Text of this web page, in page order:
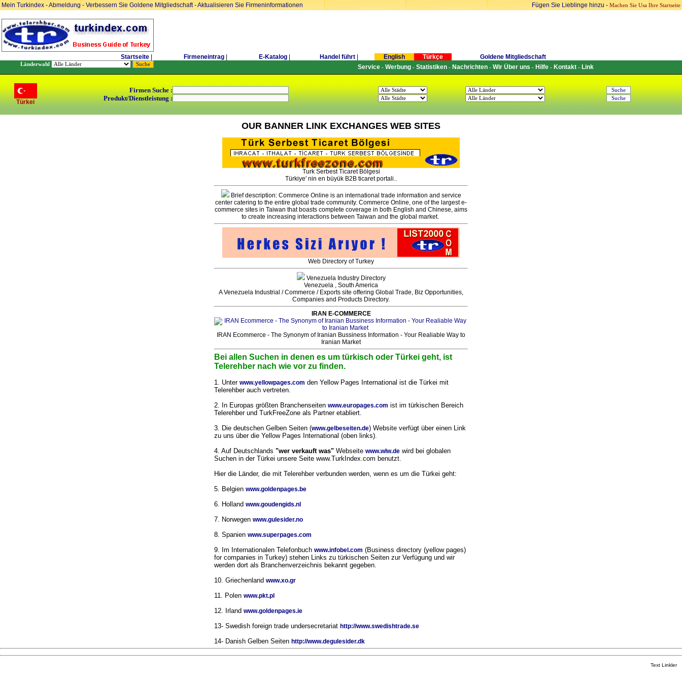
Mein Turkindex -Abmeldung- Verbessern Sie Goldene Mitgliedschaft-Aktualisieren Sie Firmeninformationen Fügen Sie Lieblinge hinzu - Machen Sie Usa Ihre Startseite
Startseite Firmeneintrag E-Katalog Handel führt English Türkçe Goldene Mitgliedschaft
Länderwahl Service- Werbung- Statistiken- Nachrichten- Wir Über uns - Hilfe- Kontakt- Link
Türkei
Firmen Suche :
Produkt/Dienstleistung :
OUR BANNER LINK EXCHANGES WEB SITES
Turk Serbest Ticaret Bölgesi
Türkiye' nin en büyük B2B ticaret portali..
Brief description: Commerce Online is an international trade information and service
center catering to the entire global trade community. Commerce Online, one of the largest e-
commerce sites in Taiwan that boasts complete coverage in both English and Chinese, aims
to create increasing interactions between Taiwan and the global market.
Web Directory of Turkey
Venezuela Industry Directory
Venezuela , South America
A Venezuela Industrial / Commerce / Exports site offering Global Trade, Biz Opportunities,
Companies and Products Directory.
IRAN E-COMMERCE
IRAN Ecommerce - The Synonym of Iranian Bussiness Information - Your Realiable Way to
Iranian Market
Bei allen Suchen in denen es um türkisch oder Türkei geht, ist
Telerehber nach wie vor zu finden.
1. Unter www.yellowpages.com den Yellow Pages International ist die Türkei mit
Telerehber auch vertreten.
2. In Europas größten Branchenseiten www.europages.com ist im türkischen Bereich
Telerehber und TurkFreeZone als Partner etabliert.
3. Die deutschen Gelben Seiten (www.gelbeseiten.de) Website verfügt über einen Link
zu uns über die Yellow Pages International (oben links).
4. Auf Deutschlands "wer verkauft was" Webseite www.wlw.de wird bei globalen
Suchen in der Türkei unsere Seite www.TurkIndex.com benutzt.
Hier die Länder, die mit Telerehber verbunden werden, wenn es um die Türkei geht:
5. Belgien www.goldenpages.be
6. Holland www.goudengids.nl
7. Norwegen www.gulesider.no
8. Spanien www.superpages.com
9. Im Internationalen Telefonbuch www.infobel.com (Business directory (yellow pages)
for companies in Turkey) stehen Links zu türkischen Seiten zur Verfügung und wir
werden dort als Branchenverzeichnis bekannt gegeben.
10. Griechenland www.xo.gr
11. Polen www.pkt.pl
12. Irland www.goldenpages.ie
13- Swedish foreign trade undersecretariat http://www.swedishtrade.se
14- Danish Gelben Seiten http://www.degulesider.dk
Text Linkler